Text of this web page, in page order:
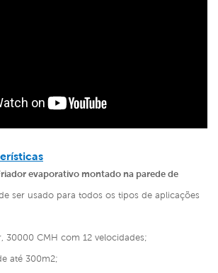
evaporativo montado na parede de
ser usado para todos os tipos de aplicações
30000 CMH com 12 velocidades;
até 300m2;